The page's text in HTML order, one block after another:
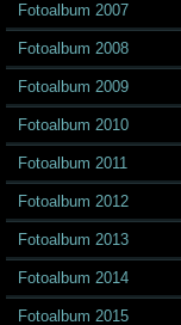
Fotoalbum 2007
Fotoalbum 2008
Fotoalbum 2009
Fotoalbum 2010
Fotoalbum 2011
Fotoalbum 2012
Fotoalbum 2013
Fotoalbum 2014
Fotoalbum 2015